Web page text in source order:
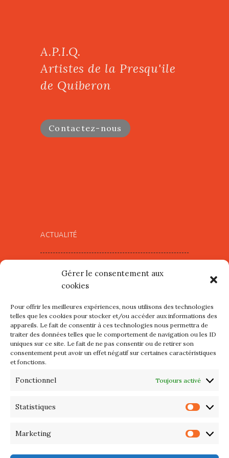
Gérer le consentement aux
cookies
Pour offrir les meilleures expériences, nous utilisons des technologies
telles que les cookies pour stocker et/ou accéder aux informations des
appareils. Le fait de consentir à ces technologies nous permettra de
traiter des données telles que le comportement de navigation ou les ID
uniques sur ce site. Le fait de ne pas consentir ou de retirer son
consentement peut avoir un effet négatif sur certaines caractéristiques
et fonctions.
Fonctionnel Toujours activé
Statistiques
Marketing
A.P.I.Q.
Artistes de la Presqu'ile
de Quiberon
Contactez-nous
ACTUALITÉ
mercredi 12 et jeudi 13 août
2026
Les petits formats du Port
d’Orange : Mercredi 22 juillet de
10h à 20h
2026 – Maison du Phare de